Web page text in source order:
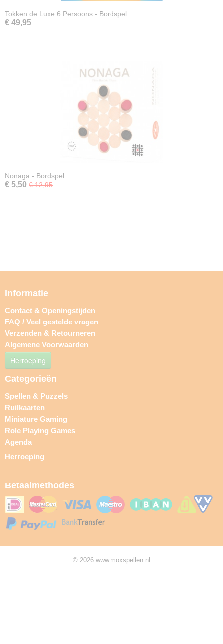
Tokken de Luxe 6 Persoons - Bordspel
€ 49,95
Nonaga - Bordspel
€ 5,50 € 12,95
Informatie
Contact & Openingstijden
FAQ / Veel gestelde vragen
Verzenden & Retourneren
Algemene Voorwaarden
Herroeping
Categorieën
Spellen & Puzzels
Ruilkaarten
Miniature Gaming
Role Playing Games
Agenda
Herroeping
Betaalmethodes
© 2026 www.moxspellen.nl